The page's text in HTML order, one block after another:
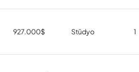
927.000$ Stüdyo 1